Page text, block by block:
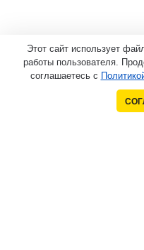
Этот сайт использует
работы пользователя.
соглашаетесь с